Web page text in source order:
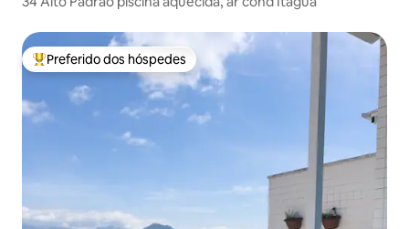
Entre os melhores preferidos dos hóspedes
Preferido dos hóspedes